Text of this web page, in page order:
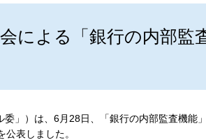
による「銀行の内部監
」）は、6月28日、「銀行の内部監査機能
表しました。